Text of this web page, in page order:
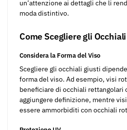
un’attenzione ai dettagli che li
moda distintivo.
Come Scegliere gli
Considera la Forma del Viso
Scegliere gli occhiali giusti dipende in gran parte dalla
forma del viso. Ad esempio, visi
beneficiare di occhiali rettangolari
aggiungere definizione, mentre
essere ammorbiditi con occhiali